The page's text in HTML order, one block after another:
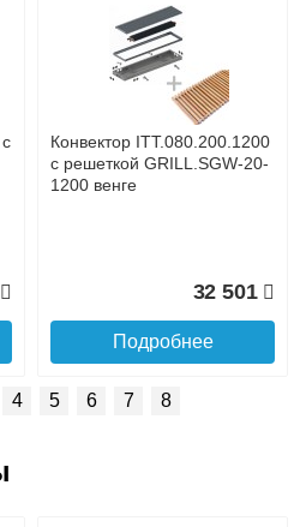
Москве и Московской области
сайте в режиме реального
получении товара как при
деньги, Web-money,
(возможно и с НДС)
Конвектор ITT.080.200.1200
с решеткой GRILL.SGW-20-
1200 венге
32 501
Подробнее
4 5 6 7 8